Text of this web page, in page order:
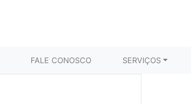
FALE CONOSCO SERVIÇOS